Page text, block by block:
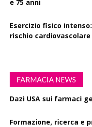
e 75 anni
Esercizio fisico
rischio cardiovascolare
FARMACIA NEWS
Dazi USA sui farmaci
Formazione, ricerca e